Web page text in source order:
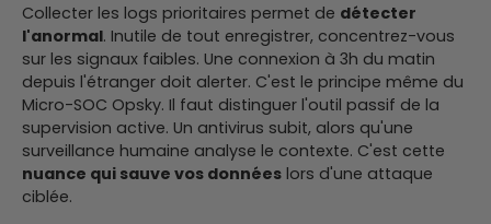
Collecter les logs prioritaires permet de détecter
l'anormal. Inutile de tout enregistrer, concentrez-vous
sur les signaux faibles. Une connexion à 3h du matin
depuis l'étranger doit alerter. C'est le principe même du
Micro-SOC Opsky. Il faut distinguer l'outil passif de la
supervision active. Un antivirus subit, alors qu'une
surveillance humaine analyse le contexte. C'est cette
nuance qui sauve vos données lors d'une attaque
ciblée.